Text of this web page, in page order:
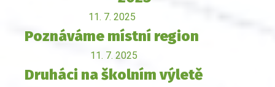
11. 7. 2025
Poznáváme místní region
11. 7. 2025
Druháci na školním výletě